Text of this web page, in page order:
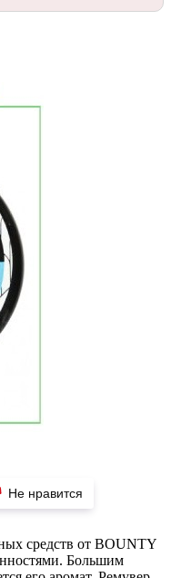
Не нравится
средств от BOUNTY
Большим